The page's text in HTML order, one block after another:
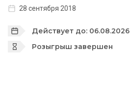
28 сентября 2018
Действует до: 06.08.2026
Розыгрыш завершен